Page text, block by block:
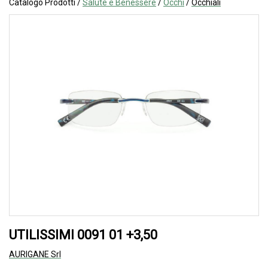
Catalogo Prodotti /Salute e Benessere /Occhi /Occhiali
UTILISSIMI 0091 01 +3,50
AURIGANE Srl